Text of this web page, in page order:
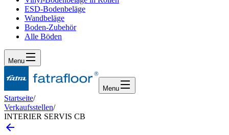
ESD-Bodenbeläge
Wandbeläge
Boden-Zubehör
Alle Böden
Menu
Menu
Startseite/
Verkaufsstellen/
INTERIER SERVIS CB